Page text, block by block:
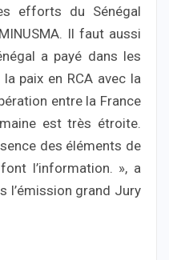
efforts du Sénégal
Il faut aussi
a payé dans les
paix en RCA avec la
entre la France
est très étroite.
des éléments de
l’information. », a
l’émission grand Jury